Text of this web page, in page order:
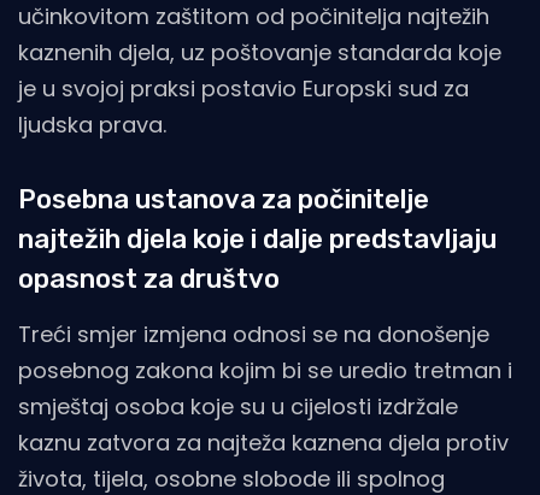
učinkovitom zaštitom od počinitelja najtežih
kaznenih djela, uz poštovanje standarda koje
je u svojoj praksi postavio Europski sud za
ljudska prava.
Posebna ustanova za počinitelje
najtežih djela koje i dalje predstavljaju
opasnost za društvo
Treći smjer izmjena odnosi se na donošenje
posebnog zakona kojim bi se uredio tretman i
smještaj osoba koje su u cijelosti izdržale
kaznu zatvora za najteža kaznena djela protiv
života, tijela, osobne slobode ili spolnog